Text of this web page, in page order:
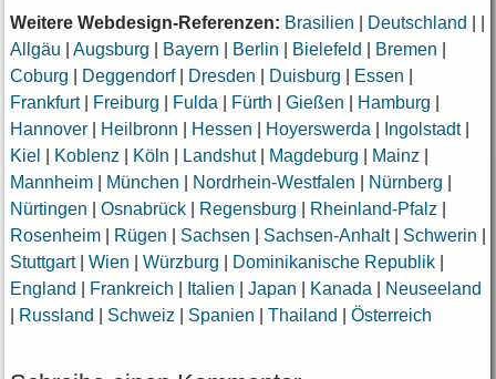
Weitere Webdesign-Referenzen: Brasilien Deutschland
Allgäu
Augsburg Bayern Berlin Bielefeld Bremen
Coburg
Deggendorf| Dresden Duisburg Essen
Frankfurt| Freiburg Fulda Fürth Gießen Hamburg
Hannover| Heilbronn Hessen Hoyerswerda Ingolstadt|
Kiel
Koblenz Köln Landshut| Magdeburg Mainz
Mannheim| München Nordrhein-Westfalen Nürnberg
Nürtingen
Osnabrück| Regensburg Rheinland-Pfalz
Rosenheim| Rügen Sachsen Sachsen-Anhalt| Schwerin
Stuttgart| Wien Würzburg Dominikanische Republik|
England
Frankreich Italien Japan Kanada
Neuseeland
Russland Schweiz Spanien Thailand Österreich